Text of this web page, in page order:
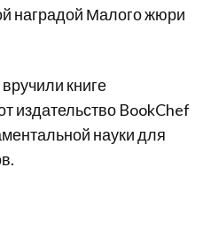
наградой Малого жюри
книге
издательство BookChef
науки для